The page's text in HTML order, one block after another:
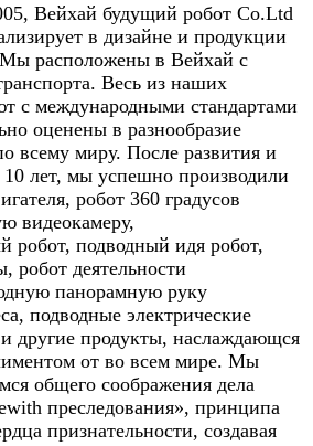
Вейхай будущий робот Co.Ltd
в дизайне и продукции
Мы расположены в Вейхай с
Весь из наших
с международными стандартами
оценены в разнообразие
всему миру. После развития и
10 лет, мы успешно производили
робот 360 градусов
видеокамеру,
робот, подводный идя робот,
робот деятельности
панорамную руку
подводные электрические
другие продукты, наслаждающся
от во всем мире. Мы
общего соображения дела
преследования», принципа
признательности, создавая